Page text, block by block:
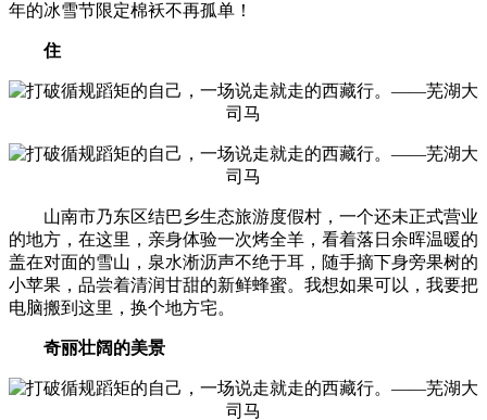
年的冰雪节限定棉袄不再孤单！
住
山南市乃东区结巴乡生态旅游度假村，一个还未正式营业
的地方，在这里，亲身体验一次烤全羊，看着落日余晖温暖的
盖在对面的雪山，泉水淅沥声不绝于耳，随手摘下身旁果树的
小苹果，品尝着清润甘甜的新鲜蜂蜜。我想如果可以，我要把
电脑搬到这里，换个地方宅。
奇丽壮阔的美景